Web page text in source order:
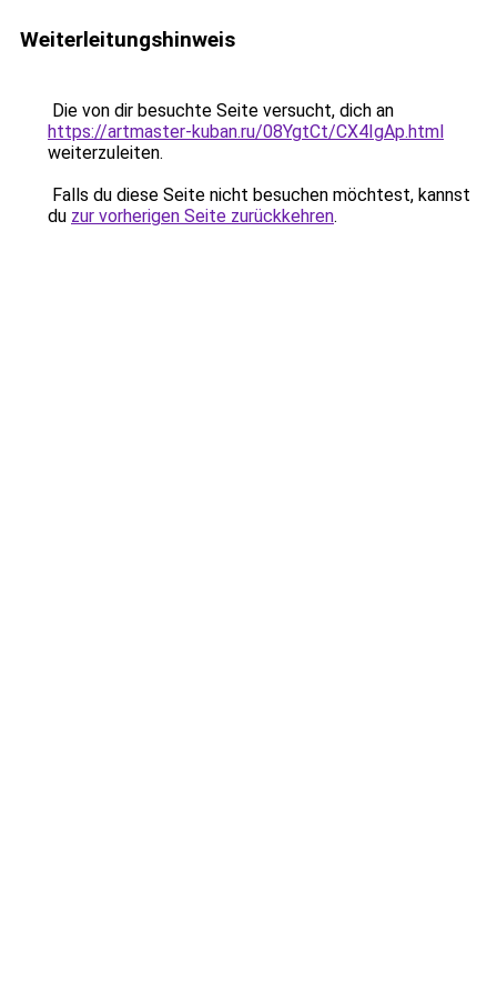
Weiterleitungshinweis
Die von dir besuchte Seite versucht, dich an
https://artmaster-kuban.ru/08YgtCt/CX4IgAp.html
weiterzuleiten.
Falls du diese Seite nicht besuchen möchtest, kannst
du zur vorherigen Seite zurückkehren.